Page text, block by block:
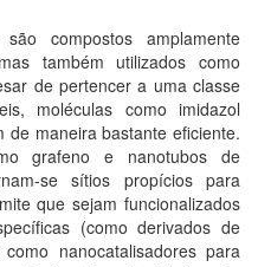
compostos amplamente
também utilizados como
de pertencer a uma classe
moléculas como imidazol
de maneira bastante eficiente.
grafeno e nanotubos de
se sítios propícios para
que sejam funcionalizados
(como derivados de
nanocatalisadores para